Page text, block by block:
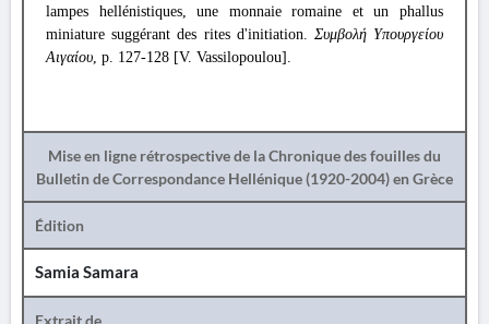
lampes hellénistiques, une monnaie romaine et un phallus
miniature suggérant des rites d'initiation. Συμβολή Υπουργείου
Αιγαίου, p. 127-128 [V. Vassilopoulou].
Mise en ligne rétrospective de la Chronique des fouilles du
Bulletin de Correspondance Hellénique (1920-2004) en Grèce
Édition
Samia Samara
Extrait de